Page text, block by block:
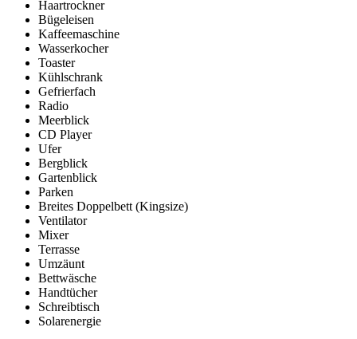
Haartrockner
Bügeleisen
Kaffeemaschine
Wasserkocher
Toaster
Kühlschrank
Gefrierfach
Radio
Meerblick
CD Player
Ufer
Bergblick
Gartenblick
Parken
Breites Doppelbett (Kingsize)
Ventilator
Mixer
Terrasse
Umzäunt
Bettwäsche
Handtücher
Schreibtisch
Solarenergie